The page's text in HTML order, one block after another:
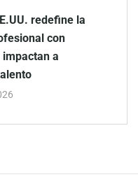
redefine la
con
a